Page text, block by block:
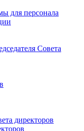
для персонала
Совета
директоров